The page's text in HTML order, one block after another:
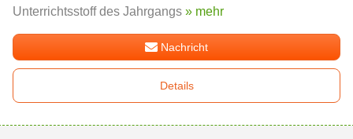
Unterrichtsstoff des Jahrgangs » mehr
Nachricht
Details